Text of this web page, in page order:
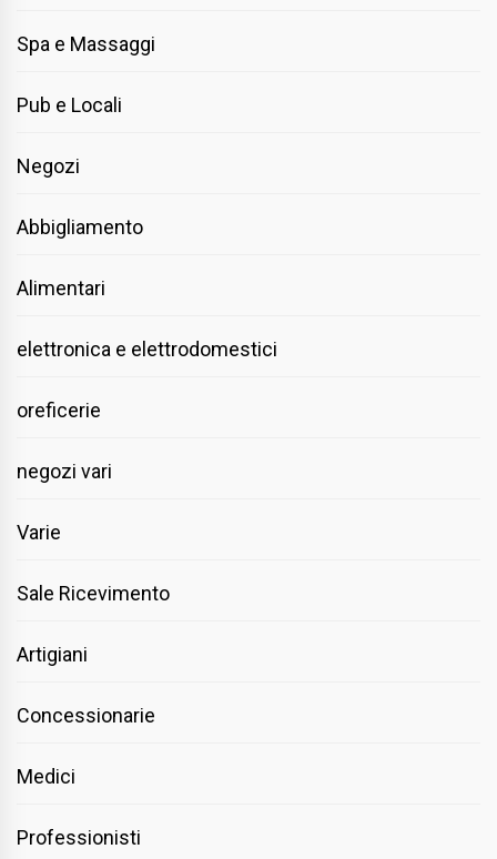
Spa e Massaggi
Pub e Locali
Negozi
Abbigliamento
Alimentari
elettronica e elettrodomestici
oreficerie
negozi vari
Varie
Sale Ricevimento
Artigiani
Concessionarie
Medici
Professionisti